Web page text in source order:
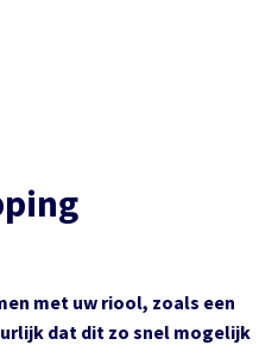
met uw riool, zoals een
dat dit zo snel mogelijk